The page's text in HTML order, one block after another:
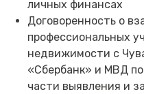
личных финансах
Договоренность о
профессиональных
недвижимости с
«Сбербанк» и МВД
части выявления и